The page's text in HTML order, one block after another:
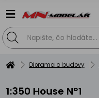
Diorama a budovy
1:350 House N°1